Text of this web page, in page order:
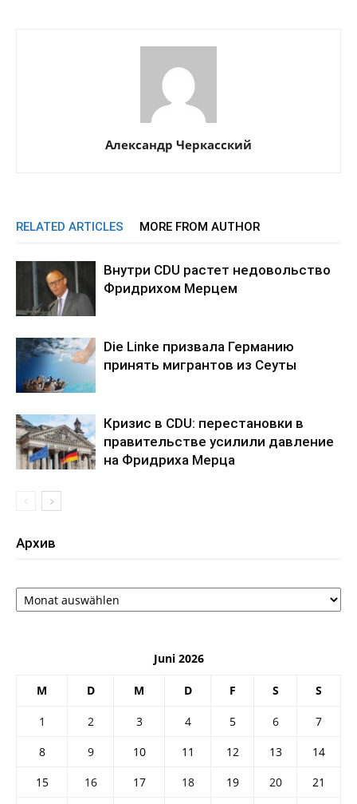
Александр Черкасский
RELATED ARTICLES MORE FROM AUTHOR
Внутри CDU растет недовольство
Фридрихом Мерцем
Die Linke призвала Германию
принять мигрантов из Сеуты
Кризис в CDU: перестановки в
правительстве усилили давление
на Фридриха Мерца
Архив
Архив
Juni 2026
M D M D F S S
1 2 3 4 5 6
7
8
9 10 11 12 13
14
15
16 17 18 19 20
21